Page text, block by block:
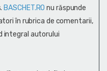
BASCHET.RO nu răspunde
în rubrica de comentarii,
integral autorului